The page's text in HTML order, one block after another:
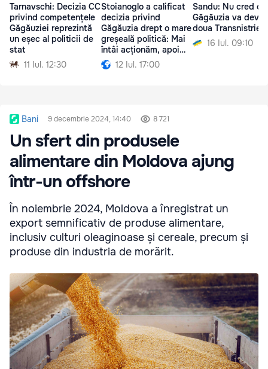
Tarnavschi: Decizia CC
privind competențele
Găgăuziei reprezintă
un eșec al politicii de
stat
11 Iul. 12:30
Stoianoglo a calificat
decizia privind
Găgăuzia drept o mare
greșeală politică: Mai
întâi acționăm, apoi
gândim12 Iul. 17:00
Sandu: Nu cred că
Găgăuzia va
doua Transnistrie”
16 Iul. 09:10
Bani 9 decembrie 2024, 14:40 8 721
Un sfert din produsele
alimentare din Moldova ajung
într-un offshore
În noiembrie 2024, Moldova a înregistrat un
export semnificativ de produse alimentare,
inclusiv culturi oleaginoase și cereale, precum și
produse din industria de morărit.